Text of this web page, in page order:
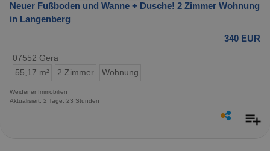
Neuer Fußboden und Wanne + Dusche! 2 Zimmer Wohnung
in Langenberg
340 EUR
07552 Gera
55,17 m²
2 Zimmer Wohnung
Weidener Immobilien
Aktualisiert: 2 Tage, 23 Stunden